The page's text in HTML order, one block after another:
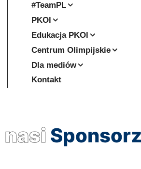
#TeamPL
PKOl
Edukacja PKOl
Centrum Olimpijskie
Dla mediów
Kontakt
nasi